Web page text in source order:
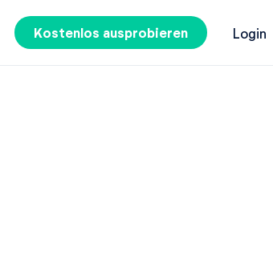
Kostenlos ausprobieren Login